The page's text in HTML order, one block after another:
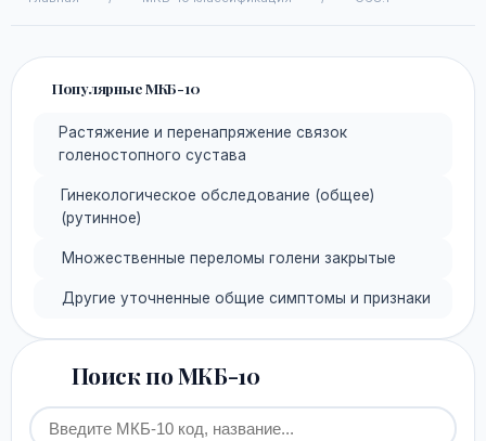
Популярные МКБ-10
Растяжение и перенапряжение связок
голеностопного сустава
Гинекологическое обследование (общее)
(рутинное)
Множественные переломы голени закрытые
Другие уточненные общие симптомы и признаки
Поиск по МКБ-10